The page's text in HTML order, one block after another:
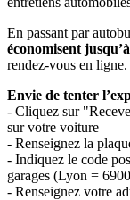
En passant par
économisent
rendez-vous en ligne.
Envie de tenter
- Cliquez sur
sur votre voiture
- Renseignez la
- Indiquez le code
garages (Lyon =
- Renseignez votre